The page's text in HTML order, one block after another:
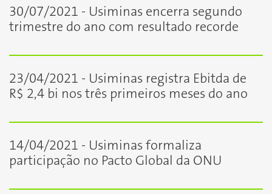
30/07/2021 - Usiminas encerra segundo
trimestre do ano com resultado recorde
23/04/2021 - Usiminas registra Ebitda de
R$ 2,4 bi nos três primeiros meses do ano
14/04/2021 - Usiminas formaliza
participação no Pacto Global da ONU